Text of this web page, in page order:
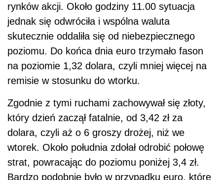
rynków akcji. Około godziny 11.00 sytuacja
jednak się odwróciła i wspólna waluta
skutecznie oddaliła się od niebezpiecznego
poziomu. Do końca dnia euro trzymało fason
na poziomie 1,32 dolara, czyli mniej więcej na
remisie w stosunku do wtorku.
Zgodnie z tymi ruchami zachowywał się złoty,
który dzień zaczął fatalnie, od 3,42 zł za
dolara, czyli aż o 6 groszy drożej, niż we
wtorek. Około południa zdołał odrobić połowę
strat, powracając do poziomu poniżej 3,4 zł.
Bardzo podobnie było w przypadku euro, które